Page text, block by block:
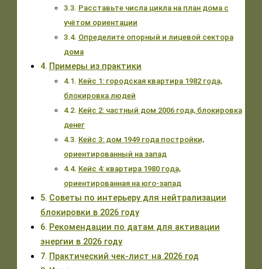
Расставьте числа цикла на план дома с
учётом ориентации
Определите опорный и лицевой сектора
дома
Примеры из практики
Кейс 1: городская квартира 1982 года,
блокировка людей
Кейс 2: частный дом 2006 года, блокировка
денег
Кейс 3: дом 1949 года постройки,
ориентированный на запад
Кейс 4: квартира 1980 года,
ориентированная на юго-запад
Советы по интерьеру для нейтрализации
блокировки в 2026 году
Рекомендации по датам для активации
энергии в 2026 году
Практический чек-лист на 2026 год